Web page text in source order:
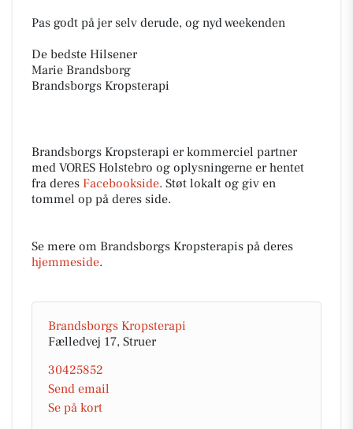
​Pas godt på jer selv derude, og nyd weekenden
​De bedste Hilsener
Marie Brandsborg
Brandsborgs Kropsterapi
Brandsborgs Kropsterapi er kommerciel partner
med VORES Holstebro og oplysningerne er hentet
fra deres Facebookside. Støt lokalt og giv en
tommel op på deres side.
Se mere om Brandsborgs Kropsterapis på deres
hjemmeside.
Brandsborgs Kropsterapi
Fælledvej 17, Struer
30425852
Send email
Se på kort